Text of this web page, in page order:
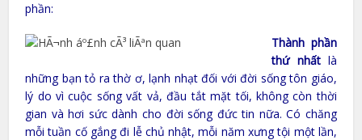
phần:
Thành phần
thứ nhấtlà
những bạn tỏ ra thờ ơ, lạnh nhạt đối với đời sống tôn giáo,
lý do vì cuộc sống vất vả, đầu tắt mặt tối, không còn thời
gian và hơi sức dành cho đời sống đức tin nữa. Có chăng
mỗi tuần cố gắng đi lễ chủ nhật, mỗi năm xưng tội một lần,